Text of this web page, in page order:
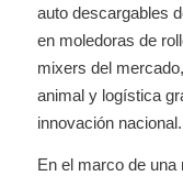
auto descargables
en moledoras de
mixers del
animal y logística
innovación nacional.
En el marco de una